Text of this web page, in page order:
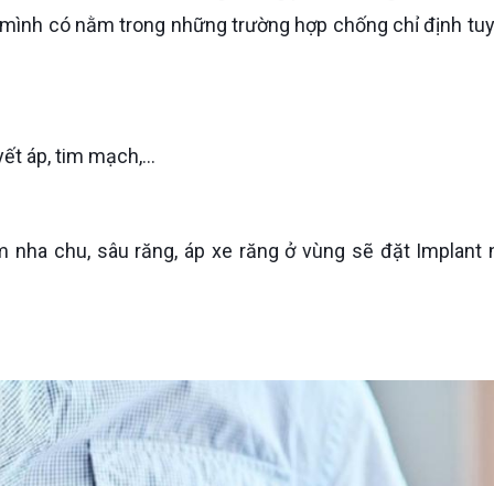
có nằm trong những trường hợp chống chỉ định
áp, tim mạch,...